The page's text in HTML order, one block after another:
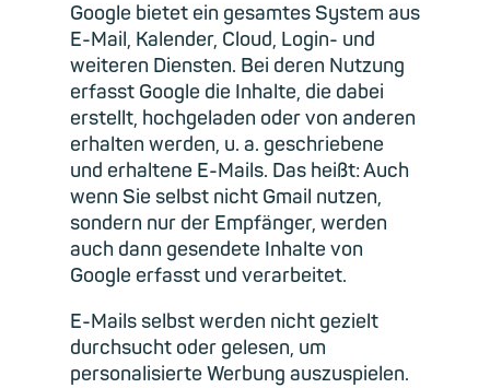
Google bietet ein gesamtes System aus
E-Mail, Kalender, Cloud, Login- und
weiteren Diensten. Bei deren Nutzung
erfasst Google die Inhalte, die dabei
erstellt, hochgeladen oder von anderen
erhalten werden, u. a. geschriebene
und erhaltene E-Mails. Das heißt: Auch
wenn Sie selbst nicht Gmail nutzen,
sondern nur der Empfänger, werden
auch dann gesendete Inhalte von
Google erfasst und verarbeitet.
E-Mails selbst werden nicht gezielt
durchsucht oder gelesen, um
personalisierte Werbung auszuspielen.